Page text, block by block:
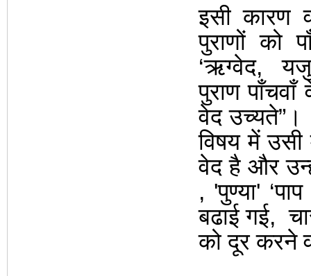
इसी कारण
पुराणों को
‘ऋग्वेद,
पुराण
वेद उच्यते”
विषय में उसी
वेद है और
, 'पुण्या' ‘
बढाई गई,
को दूर करने